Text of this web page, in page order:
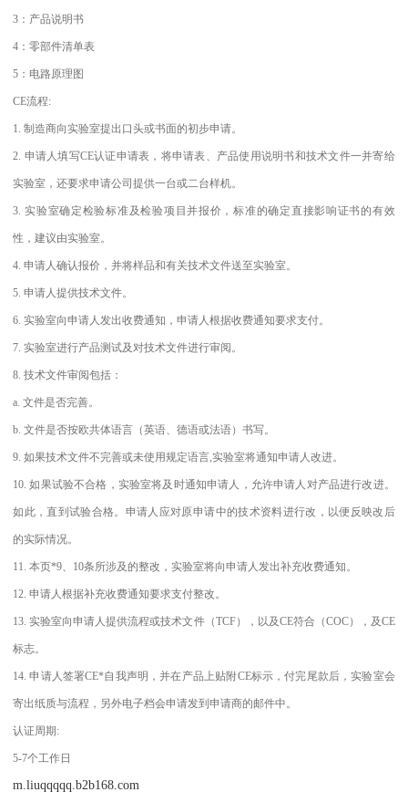
3：产品说明书
4：零部件清单表
5：电路原理图
CE流程:
1. 制造商向实验室提出口头或书面的初步申请。
2. 申请人填写CE认证申请表，将申请表、产品使用说明书和技术文件一并寄给
实验室，还要求申请公司提供一台或二台样机。
3. 实验室确定检验标准及检验项目并报价，标准的确定直接影响证书的有效
性，建议由实验室。
4. 申请人确认报价，并将样品和有关技术文件送至实验室。
5. 申请人提供技术文件。
6. 实验室向申请人发出收费通知，申请人根据收费通知要求支付。
7. 实验室进行产品测试及对技术文件进行审阅。
8. 技术文件审阅包括：
a. 文件是否完善。
b. 文件是否按欧共体语言（英语、德语或法语）书写。
9. 如果技术文件不完善或未使用规定语言,实验室将通知申请人改进。
10. 如果试验不合格，实验室将及时通知申请人，允许申请人对产品进行改进。
如此，直到试验合格。申请人应对原申请中的技术资料进行改，以便反映改后
的实际情况。
11. 本页*9、10条所涉及的整改，实验室将向申请人发出补充收费通知。
12. 申请人根据补充收费通知要求支付整改。
13. 实验室向申请人提供流程或技术文件（TCF），以及CE符合（COC），及CE
标志。
14. 申请人签署CE*自我声明，并在产品上贴附CE标示，付完尾款后，实验室会
寄出纸质与流程，另外电子档会申请发到申请商的邮件中。
认证周期:
5-7个工作日
m.liuqqqqq.b2b168.com